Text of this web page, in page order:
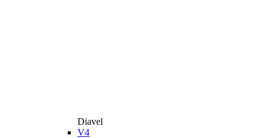
Diavel
V4